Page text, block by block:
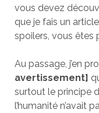
vous devez
que je fais un
spoilers, vous êtes
Au passage, j’en
avertissement]
surtout le principe
l’humanité n’avait